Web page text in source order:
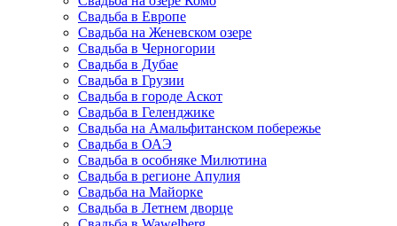
Свадьба в Европе
Свадьба на Женевском озере
Свадьба в Черногории
Свадьба в Дубае
Свадьба в Грузии
Свадьба в городе Аскот
Свадьба в Геленджике
Свадьба на Амальфитанском побережье
Свадьба в ОАЭ
Свадьба в особняке Милютина
Свадьба в регионе Апулия
Свадьба на Майорке
Свадьба в Летнем дворце